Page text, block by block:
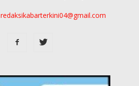
redaksikabarterkini04@gmail.com